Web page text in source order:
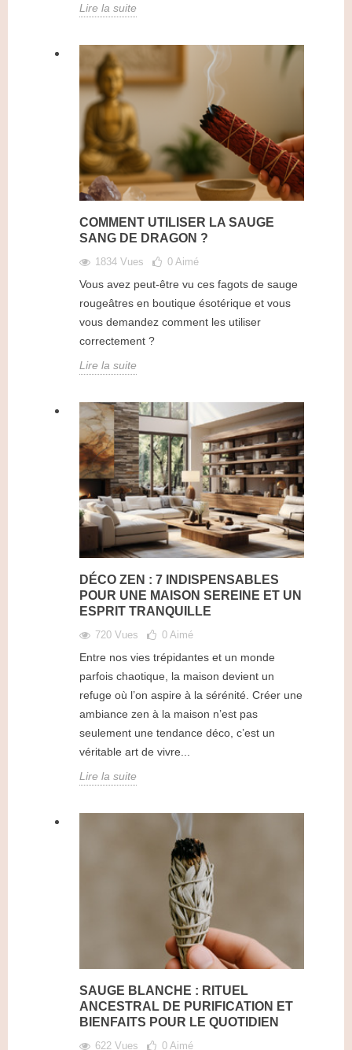
Lire la suite
COMMENT UTILISER LA SAUGE
SANG DE DRAGON ?
1834 Vues 0 Aimé
Vous avez peut-être vu ces fagots de sauge
rougeâtres en boutique ésotérique et vous
vous demandez comment les utiliser
correctement ?
Lire la suite
DÉCO ZEN : 7 INDISPENSABLES
POUR UNE MAISON SEREINE ET UN
ESPRIT TRANQUILLE
720 Vues 0 Aimé
Entre nos vies trépidantes et un monde
parfois chaotique, la maison devient un
refuge où l’on aspire à la sérénité. Créer une
ambiance zen à la maison n’est pas
seulement une tendance déco, c’est un
véritable art de vivre...
Lire la suite
SAUGE BLANCHE : RITUEL
ANCESTRAL DE PURIFICATION ET
BIENFAITS POUR LE QUOTIDIEN
622 Vues 0 Aimé